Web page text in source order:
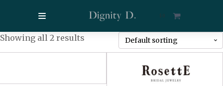
$ 0
Showing all 2 results